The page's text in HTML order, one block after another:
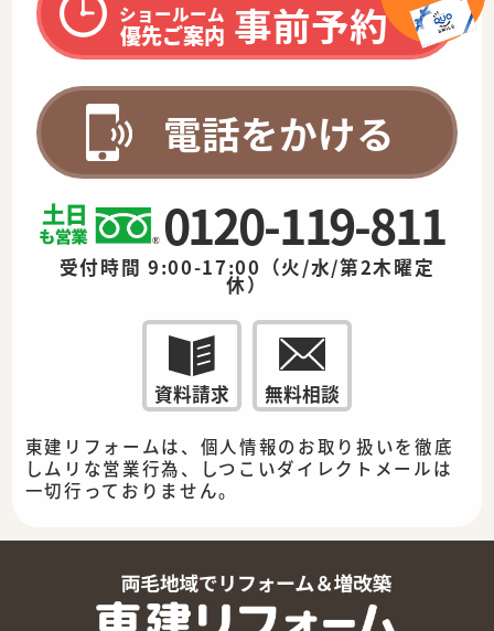
ショールーム
優先ご案内 事前予約
電話をかける
0120-119-811
受付時間 9:00-17:00（火/水/第2木曜定
休）
資料請求 無料相談
東建リフォームは、個人情報のお取り扱いを徹底
しムリな営業行為、しつこいダイレクトメールは
一切行っておりません。